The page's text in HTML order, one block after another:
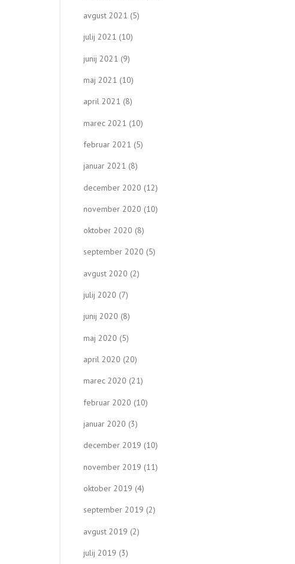
avgust 2021 (5)
julij 2021 (10)
junij 2021 (9)
maj 2021 (10)
april 2021 (8)
marec 2021 (10)
februar 2021 (5)
januar 2021 (8)
december 2020 (12)
november 2020 (10)
oktober 2020 (8)
september 2020 (5)
avgust 2020 (2)
julij 2020 (7)
junij 2020 (8)
maj 2020 (5)
april 2020 (20)
marec 2020 (21)
februar 2020 (10)
januar 2020 (3)
december 2019 (10)
november 2019 (11)
oktober 2019 (4)
september 2019 (2)
avgust 2019 (2)
julij 2019 (3)